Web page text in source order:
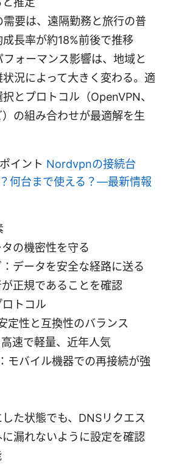
需要は、遠隔勤務と旅行の普
長率が約18%前後で推移
ォーマンス影響は、地域と
況によって大きく変わる。適
とプロトコル（OpenVPN、
の組み合わせが最適解を生
イント Nordvpnの接続台
何台まで使える？—最新情報
の機密性を守る
：データを安全な経路に送る
正規であることを確認
トコル
定性と互換性のバランス
速で軽量、近年人気
モバイル機器での再接続が強
た状態でも、DNSリクエス
に漏れないように設定を確認